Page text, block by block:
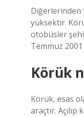
Diğerlerinden
yüksektir.
otobüsler
Temmuz 2001
Körük
Körük, esas
araçtır.